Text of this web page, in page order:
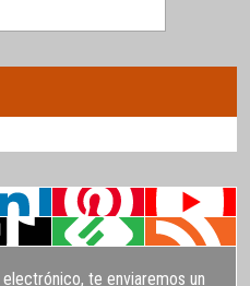
te enviaremos un